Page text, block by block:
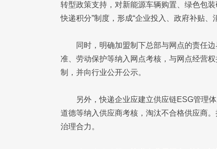
转型政策支持，对新能源车辆购置、绿色包
快递积分”制度，形成“企业投入、政府补贴、
同时，明确加盟制下总部与网点的责任
准、劳动保护等纳入网点考核，与网点经营
制，并向行业公开公示。
另外，快递企业应建立供应链ESG管理
道德等纳入供应商考核，淘汰不合格供应商
治理合力。